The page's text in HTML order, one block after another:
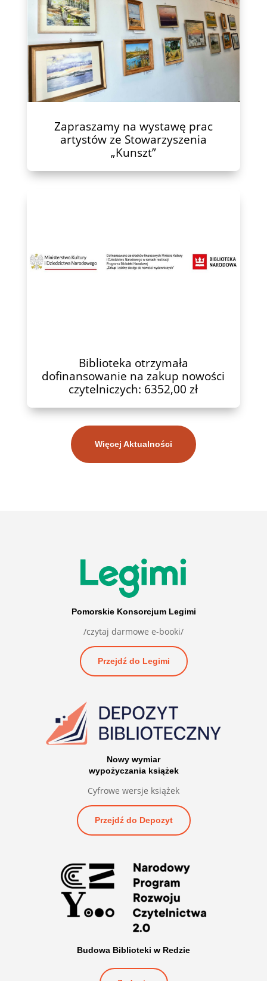
Zapraszamy na wystawę prac
artystów ze Stowarzyszenia
„Kunszt”
Biblioteka otrzymała
dofinansowanie na zakup nowości
czytelniczych: 6352,00 zł
Więcej Aktualności
Pomorskie Konsorcjum Legimi
/czytaj darmowe e-booki/
Przejdź do Legimi
Nowy wymiar
wypożyczania książek
Cyfrowe wersje książek
Przejdź do Depozyt
Budowa Biblioteki w Redzie